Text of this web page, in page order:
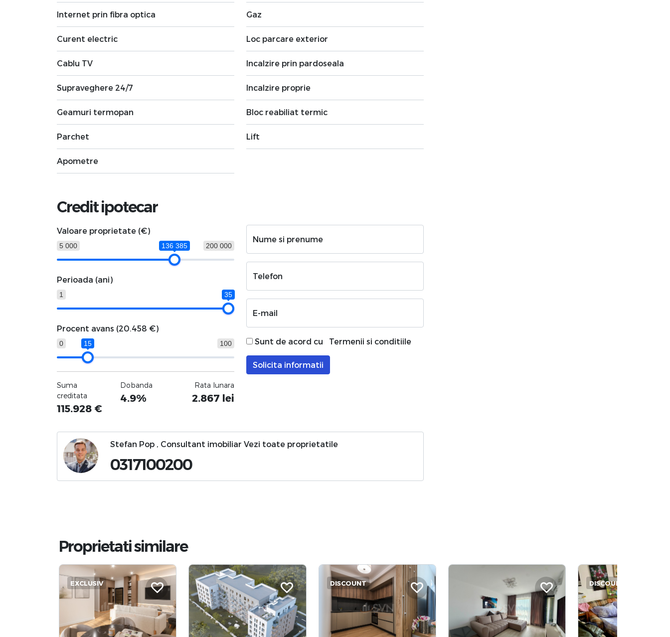
Internet prin fibra optica
Curent electric
Cablu TV
Supraveghere 24/7
Geamuri termopan
Parchet
Apometre
Gaz
Loc parcare exterior
Incalzire prin pardoseala
Incalzire proprie
Bloc reabiliat termic
Lift
Credit ipotecar
Valoare proprietate (€)
5 000 200 000
136 385
Perioada (ani)
1 35
Procent avans (20.458 €)
0 100
15
Suma
creditata
115.928 €
Dobanda
4.9%
Rata lunara
2.867 lei
Nume si prenume
Telefon
E-mail
Sunt de acord cu Termenii si conditiile
Solicita informatii
Stefan Pop , Consultant imobiliar Vezi toate proprietatile
0317100200
Proprietati similare
EXCLUSIV DISCOUNT DISCOUNT